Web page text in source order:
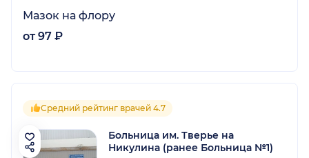
Мазок на флору
от 97 ₽
Средний рейтинг врачей 4.7
Больница им. Тверье на
Никулина (ранее Больница №1)